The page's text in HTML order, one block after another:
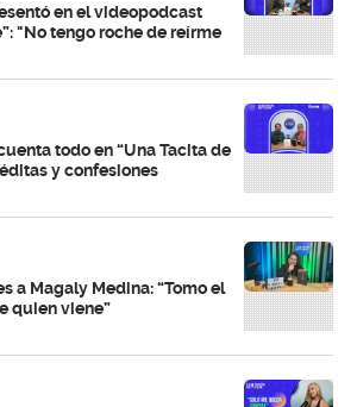
en el videopodcast
"No tengo roche de reírme
todo en “Una Tacita de
y confesiones
a Magaly Medina: “Tomo el
quien viene”